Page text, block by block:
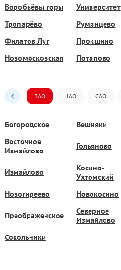
Воробьёвы горы Университет
Тропарёво
Румянцево
Филатов Луг
Прокшино
Новомосковская
Потапово
ВАО ЦАО САО
Богородское Вешняки
Восточное
Измайлово
Гольяново
Измайлово
Косино-
Ухтомский
Новогиреево Новокосино
Преображенское
Северное
Измайлово
Сокольники